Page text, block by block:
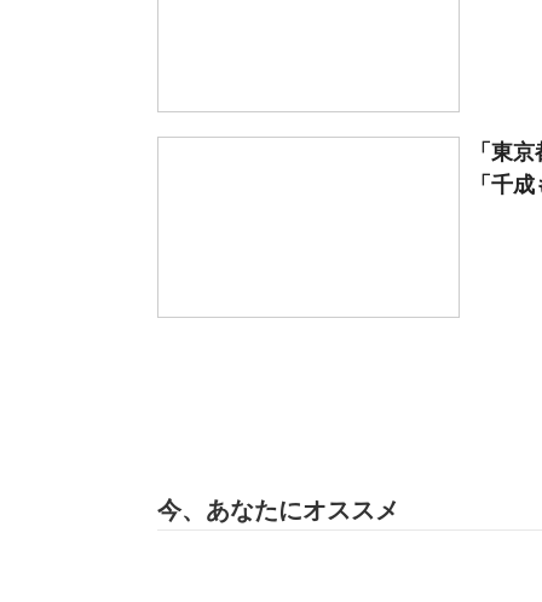
「東
「千
今、あなたにオススメ